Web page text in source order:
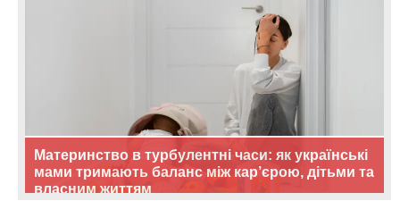
Материнство в турбулентні часи: як українські
мами тримають баланс між кар’єрою, дітьми та
власним життям